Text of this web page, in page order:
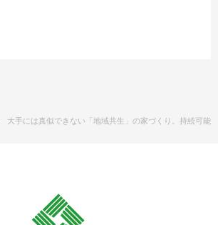
大手には真似できない「地域共生」の家づくり。持続可能